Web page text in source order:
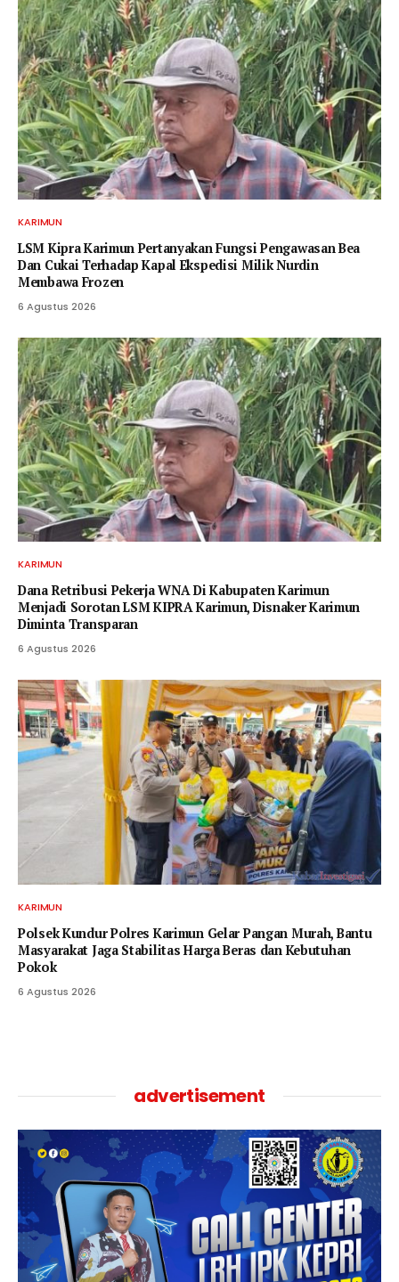
KARIMUN
LSM Kipra Karimun Pertanyakan Fungsi Pengawasan Bea
Dan Cukai Terhadap Kapal Ekspedisi Milik Nurdin
Membawa Frozen
6 Agustus 2026
KARIMUN
Dana Retribusi Pekerja WNA Di Kabupaten Karimun
Menjadi Sorotan LSM KIPRA Karimun, Disnaker Karimun
Diminta Transparan
6 Agustus 2026
KARIMUN
Polsek Kundur Polres Karimun Gelar Pangan Murah, Bantu
Masyarakat Jaga Stabilitas Harga Beras dan Kebutuhan
Pokok
6 Agustus 2026
advertisement